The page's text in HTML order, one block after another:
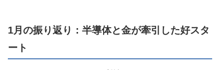
1月の振り返り：半導体と金が牽引した好スタ
ート